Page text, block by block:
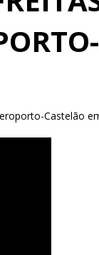
Castelão